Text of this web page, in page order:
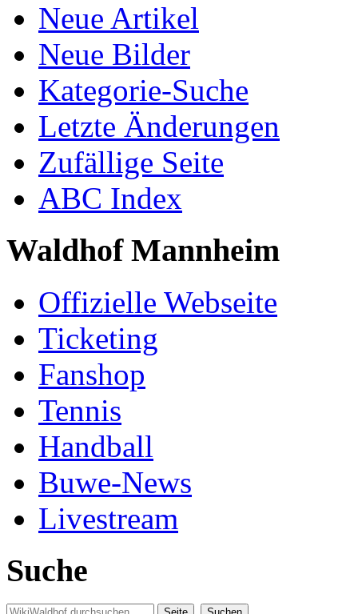
Neue Artikel
Neue Bilder
Kategorie-Suche
Letzte Änderungen
Zufällige Seite
ABC Index
Waldhof Mannheim
Offizielle Webseite
Ticketing
Fanshop
Tennis
Handball
Buwe-News
Livestream
Suche